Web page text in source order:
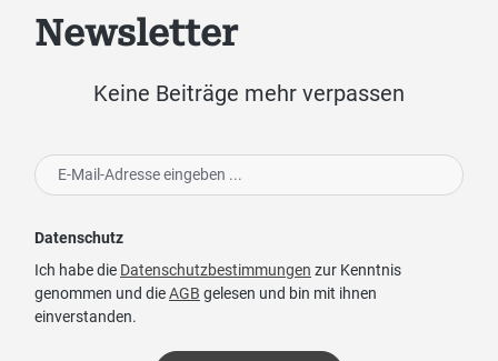
Newsletter
Keine Beiträge mehr verpassen
Datenschutz
Ich habe die Datenschutzbestimmungen zur Kenntnis
genommen und dieAGB gelesen und bin mit ihnen
einverstanden.